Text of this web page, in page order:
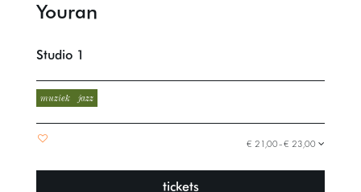
Youran
Studio 1
muziek jazz
€ 21,00–€ 23,00
tickets